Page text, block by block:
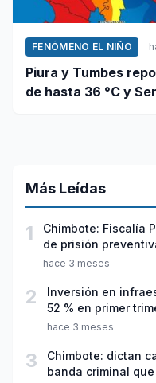
FENÓMENO EL NIÑO
Piura y Tumbes
de hasta 36 °C y
Más Leídas
1
Chimbote: Fiscalía
de prisión
violación sexual y
hace 3 meses
2
Inversión en
52 % en primer
hace 3 meses
3
Chimbote: dictan
banda criminal